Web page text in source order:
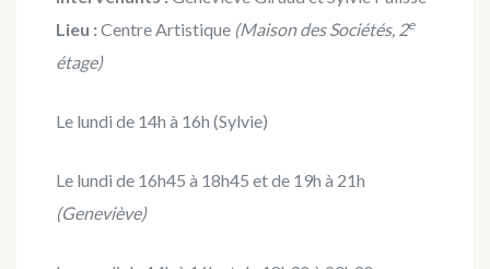
Lieu :Centre Artistique (Maison des Sociétés, 2e
étage)
Le lundi de 14h à 16h (Sylvie)
Le lundi de 16h45 à 18h45 et de 19h à 21h
(Geneviève)